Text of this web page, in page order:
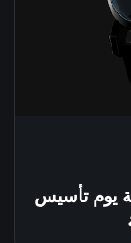
يوم تأسيس